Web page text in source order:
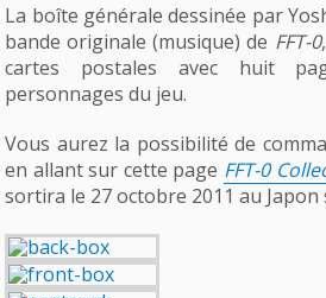
La boîte générale dessinée par
bande originale (musique) de FFT-0
cartes postales avec huit
personnages du jeu.
Vous aurez la possibilité de
en allant sur cette page FFT-0
sortira le 27 octobre 2011 au Japon